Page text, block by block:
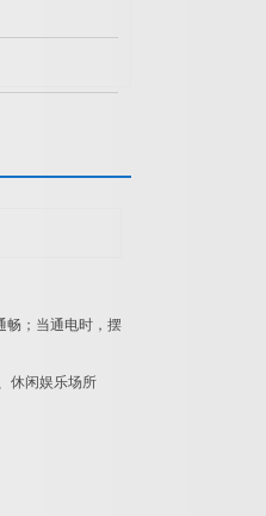
畅；当通电时，摆
休闲娱乐场所